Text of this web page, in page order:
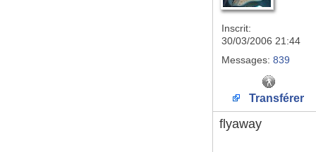
Inscrit:
30/03/2006 21:44
Messages: 839
Transférer
flyaway